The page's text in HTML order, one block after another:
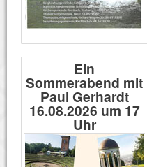
Ein
Sommerabend mit
Paul Gerhardt
16.08.2026 um 17
Uhr